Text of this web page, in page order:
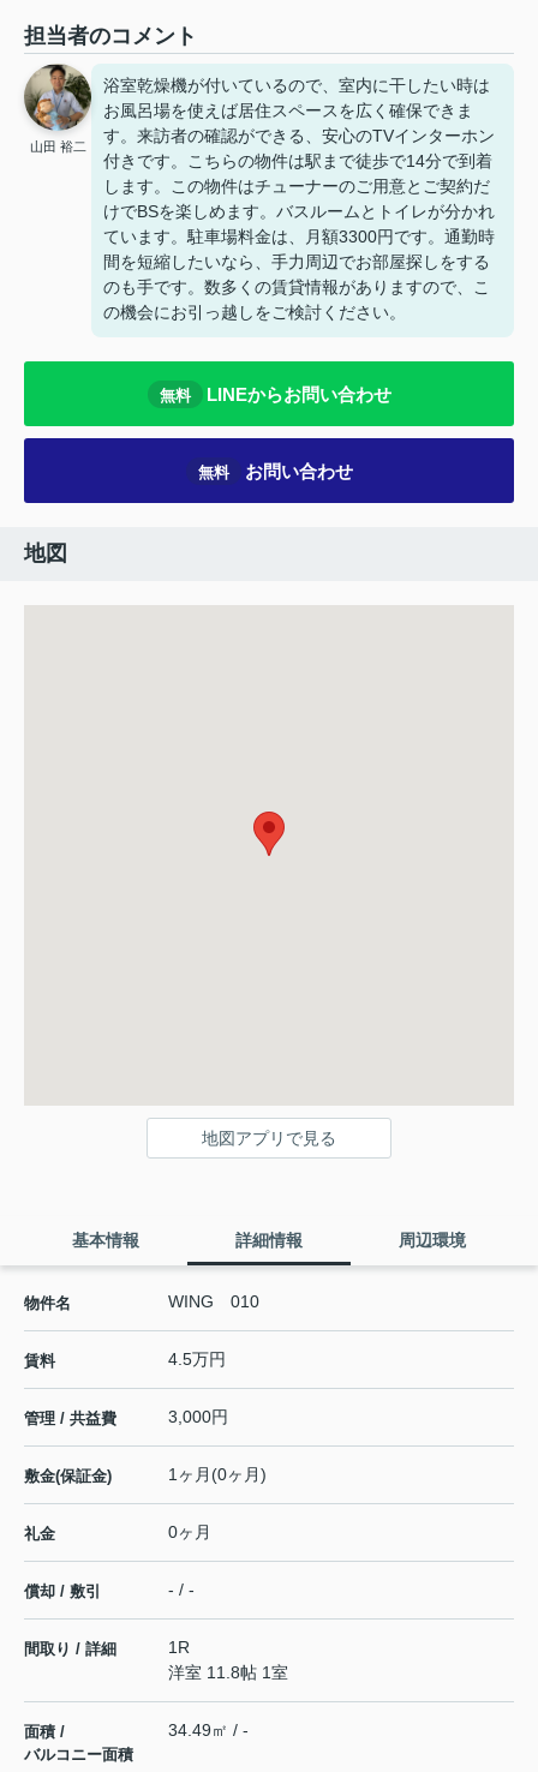
担当者のコメント
山田 裕二
浴室乾燥機が付いているので、室内に干したい時は
お風呂場を使えば居住スペースを広く確保できま
す。来訪者の確認ができる、安心のTVインターホン
付きです。こちらの物件は駅まで徒歩で14分で到着
します。この物件はチューナーのご用意とご契約だ
けでBSを楽しめます。バスルームとトイレが分かれ
ています。駐車場料金は、月額3300円です。通勤時
間を短縮したいなら、手力周辺でお部屋探しをする
のも手です。数多くの賃貸情報がありますので、こ
の機会にお引っ越しをご検討ください。
無料 LINEからお問い合わせ
無料 お問い合わせ
地図
地図アプリで見る
基本情報 詳細情報 周辺環境
物件名 WING 010
賃料 4.5万円
管理 / 共益費 3,000円
敷金(保証金) 1ヶ月(0ヶ月)
礼金 0ヶ月
償却 / 敷引 - / -
間取り / 詳細
1R
洋室 11.8帖 1室
面積 /
バルコニー面積
34.49㎡ / -